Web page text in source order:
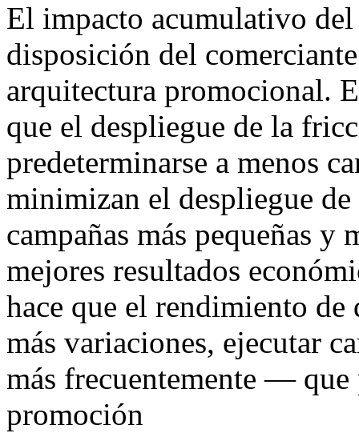
El impacto acumulativo
disposición del
arquitectura promocional.
que el despliegue de la
predeterminarse a menos
minimizan el despliegue
campañas más pequeñas y
mejores resultados
hace que el rendimiento
más variaciones, ejecutar
más frecuentemente — que
promoción